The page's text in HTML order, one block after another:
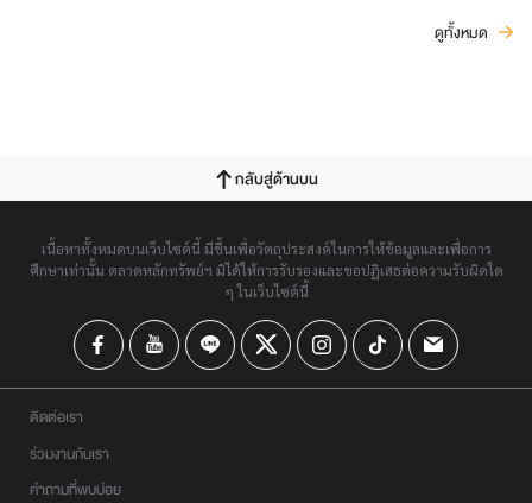
ดูทั้งหมด
กลับสู่ด้านบน
เนื้อหาทั้งหมดบนเว็บไซต์นี้ มีขึ้นเพื่อวัตถุประสงค์ในการให้ข้อมูลและเพื่อการ
ศึกษาเท่านั้น ตลาดหลักทรัพย์ฯ มิได้ให้การรับรองและขอปฏิเสธต่อความรับผิดใด
ๆ ในเว็บไซต์นี้
ติดต่อเรา
ร่วมงานกับเรา
คำถามที่พบบ่อย